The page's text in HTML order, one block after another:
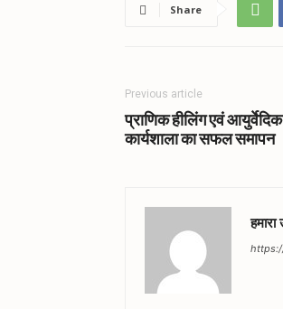
Share
Previous article
प्राणिक हीलिंग एवं
कार्यशाला का सफल समापन